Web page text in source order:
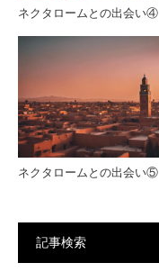
ネクタロームとの出会い④
ネクタロームとの出会い⑤
記事検索